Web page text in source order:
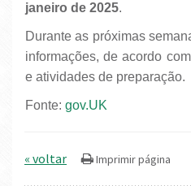
janeiro de 2025.
Durante as próximas semanas, serão divulgadas mais
informações, de acordo
e atividades de preparação.
Fonte: gov.UK
« voltar